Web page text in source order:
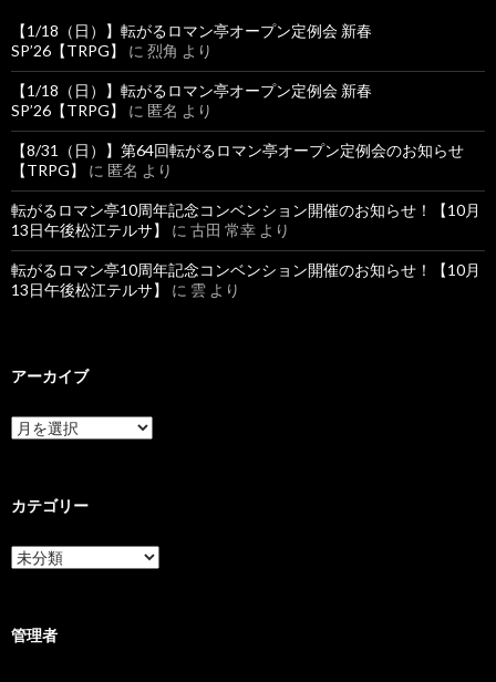
【1/18（日）】転がるロマン亭オープン定例会 新春
SP’26【TRPG】
に 烈角 より
【1/18（日）】転がるロマン亭オープン定例会 新春
SP’26【TRPG】
に 匿名 より
【8/31（日）】第64回転がるロマン亭オープン定例会のお知らせ
【TRPG】
に 匿名 より
転がるロマン亭10周年記念コンベンション開催のお知らせ！【10月
13日午後松江テルサ】
に 古田 常幸 より
転がるロマン亭10周年記念コンベンション開催のお知らせ！【10月
13日午後松江テルサ】
に 雲 より
アーカイブ
ア
ー
ブ
カテゴリー
カ
テ
ー
管理者